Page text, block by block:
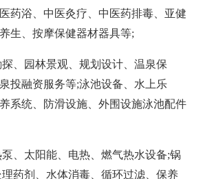
药浴、中医灸疗、中医药排毒、亚健
生、按摩保健器材器具等;
探、园林景观、规划设计、温泉保
投融资服务等;泳池设备、水上乐
系统、防滑设施、外围设施泳池配件
泵、太阳能、电热、燃气热水设备;锅
药剂、水体消毒、循环过滤、保养